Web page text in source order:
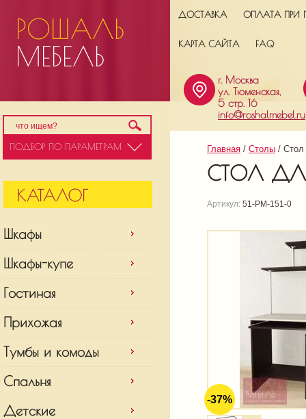
РОШАЛЬ
МЕБЕЛЬ
ПОДБОР ПО ПАРАМЕТРАМ
Шкафы
Шкафы-купе
Гостиная
Прихожая
Тумбы и комоды
Спальня
Детские
ДОСТАВКА ОПЛАТА ПРИ
КАРТА САЙТА FAQ
г. Москва
ул. Тюменская,
5 стр. 16
info@roshalmebel.ru
Главная / Столы /
СТОЛ
Артикул: 51-РМ-151-0
-37%